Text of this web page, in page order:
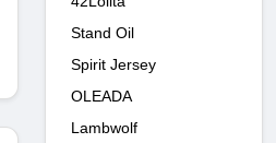
Stand Oil
Spirit Jersey
OLEADA
Lambwolf